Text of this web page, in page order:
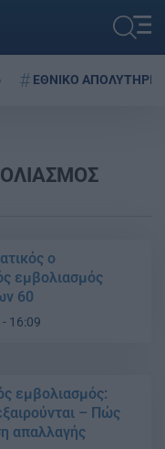
ΕΘΝΙΚΟ ΑΠΟΛΥΤΗΡΙΟ
ο
εμβολιασμός
60
16:09
εμβολιασμός:
– Πώς
απαλλαγής